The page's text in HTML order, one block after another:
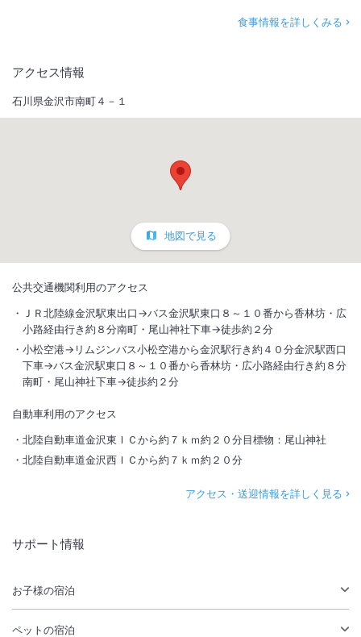
食事情報を詳しくみる
アクセス情報
石川県金沢市南町４－１
地図で見る
公共交通機関利用のアクセス
ＪＲ北陸線金沢駅東出口→バス金沢駅東口８～１０番から香林坊・広
小路経由行き約８分南町・尾山神社下車→徒歩約２分
小松空港→リムジンバス小松空港から金沢駅行き約４０分金沢駅西口
下車→バス金沢駅東口８～１０番から香林坊・広小路経由行き約８分
南町・尾山神社下車→徒歩約２分
自動車利用のアクセス
北陸自動車道金沢東ＩＣから約７ｋｍ約２０分目標物：尾山神社
北陸自動車道金沢西ＩＣから約７ｋｍ約２０分
アクセス・送迎情報を詳しく見る
サポート情報
お子様の宿泊
ペットの宿泊